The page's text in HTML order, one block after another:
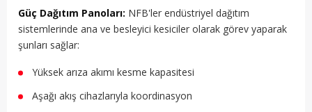
Güç Dağıtım Panoları: NFB'ler endüstriyel dağıtım
sistemlerinde ana ve besleyici kesiciler olarak görev yaparak
şunları sağlar:
Yüksek arıza akımı kesme kapasitesi
Aşağı akış cihazlarıyla koordinasyon